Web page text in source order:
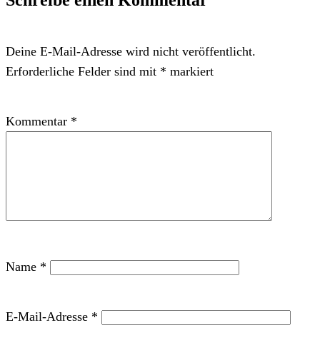
Deine E-Mail-Adresse wird nicht veröffentlicht.
Erforderliche Felder sind mit * markiert
Kommentar *
Name *
E-Mail-Adresse *